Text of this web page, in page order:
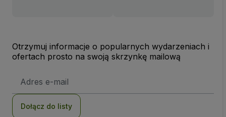
Otrzymuj informacje o popularnych wydarzeniach i
ofertach prosto na swoją skrzynkę mailową
e-
Dołącz do listy